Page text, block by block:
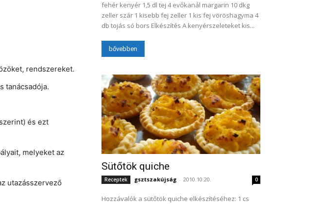
rendszereket.
tanácsadója.
és ezt
melyeket az
utazásszervező
fehér kenyér 1,5 dl tej 4 evőkanál margarin 10 dkg
zeller szár 1 kisebb fej zeller 1 kis fej vöröshagyma 4
db tojás só bors Elkészítés A kenyérszeleteket kis...
bővebben
Sütőtök quiche
Receptek gsztszakújság - 2010.10.20. 0
Hozzávalók a sütőtök quiche elkészítéséhez: 1 cs